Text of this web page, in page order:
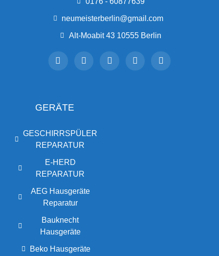
neumeisterberlin@gmail.com
Alt-Moabit 43 10555 Berlin
GERÄTE
GESCHIRRSPÜLER
REPARATUR
E-HERD
REPARATUR
AEG Hausgeräte
Reparatur
Bauknecht
Hausgeräte
Beko Hausgeräte